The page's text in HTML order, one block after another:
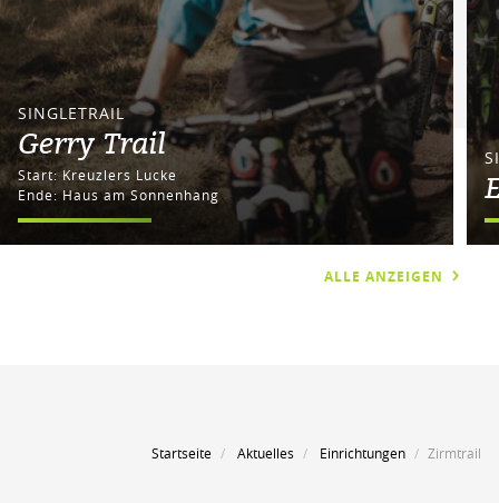
SINGLETRAIL
Gerry Trail
Start: Kreuzlers Lucke
Ende: Haus am Sonnenhang
ALLE ANZEIGEN
Startseite Aktuelles Einrichtungen Zirmtrail